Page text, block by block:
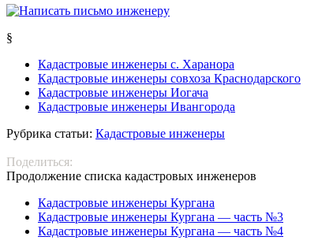
§
Кадастровые инженеры с. Харанора
Кадастровые инженеры совхоза Краснодарского
Кадастровые инженеры Иогача
Кадастровые инженеры Ивангорода
Рубрика статьи: Кадастровые инженеры
Поделиться:
Продолжение списка кадастровых инженеров
Кадастровые инженеры Кургана
Кадастровые инженеры Кургана — часть №3
Кадастровые инженеры Кургана — часть №4